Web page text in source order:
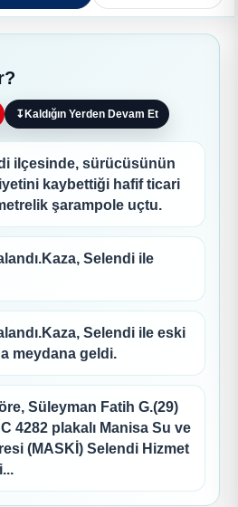
↧ Kaldığın Yerden Devam Et
ilçesinde, sürücüsünün
kaybettiği hafif ticari
şarampole uçtu.
Selendi ile
Selendi ile eski
meydana geldi.
Süleyman Fatih G.(29)
4282 plakalı Manisa Su ve
(MASKİ) Selendi Hizmet